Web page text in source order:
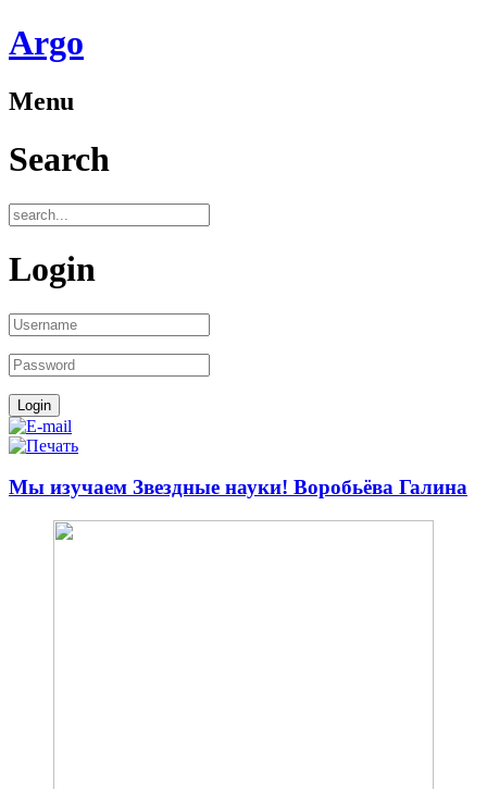
Аrgo
Menu
Search
Login
Мы изучаем Звездные науки! Воробьёва Галина